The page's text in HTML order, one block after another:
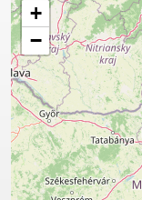
+
−